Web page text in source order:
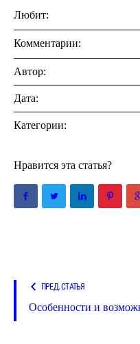
Любит:
Комментарии:
Автор:
Дата:
Категории:
Нравится эта статья?
ПРЕД. СТАТЬЯ
Особенности и